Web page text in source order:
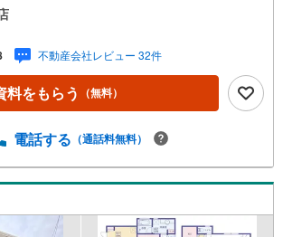
のお話をきちんとお聞きし、しっかり話し合う
ミュニケーションが大切になります。だからこ
れのお客様にベストな「住まい」をご提案をす
きるのです。インターネット予約で当日見学が
1）［室内・現地を見学する］をクリック（2）本
内をご希望の方は「ご要望・ご質問欄」に希望日
買仲介実績において、全国第9位の売買仲介実績で
も楽しく素敵なお家探しをお約束します。お家
てみようと思われたらまずは、お気軽に東宝ハ
相談してみませんか？スタッフ一同お客様のお
お待ちしております。
不動産会社レビュー 32件
料をもらう （無料）
電話する （通話料無料）